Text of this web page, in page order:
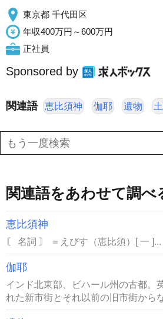
東京都 千代田区
年収400万円～600万円
正社員
Sponsored by
関連語 恵比須神 伽耶 遺物
関連語をあわせて調べ
恵比須神
〘 名詞 〙 ＝えびす（恵比須）[ 一 ]...
伽耶
インド北東部、ビハール州の古都。
れた新市街とそれ以前の旧市街から